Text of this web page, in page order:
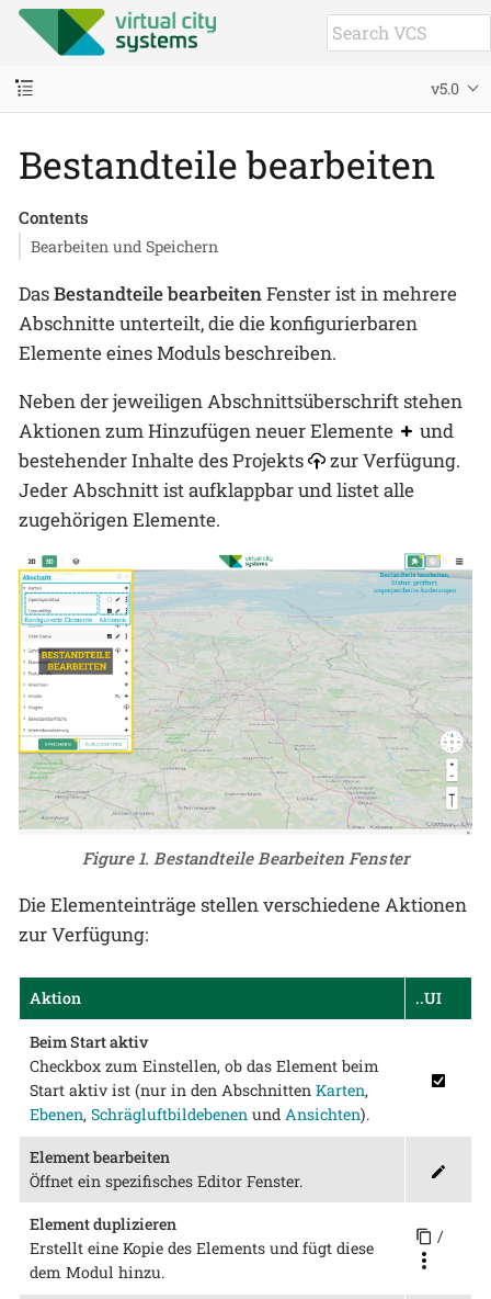
v5.0
Bestandteile bearbeiten
Contents
Bearbeiten und Speichern
DasBestandteile bearbeitenFenster ist in mehrere
Abschnitte unterteilt, die die konfigurierbaren
Elemente eines Moduls beschreiben.
Neben der jeweiligen Abschnittsüberschrift stehen
Aktionen zum Hinzufügen neuer Elemente
und
bestehender Inhalte des Projekts
zur Verfügung.
Jeder Abschnitt ist aufklappbar und listet alle
zugehörigen Elemente.
Figure 1. Bestandteile Bearbeiten Fenster
Die Elementeinträge stellen verschiedene Aktionen
zur Verfügung:
Aktion ..UI
Beim Start aktiv
Checkbox zum Einstellen, ob das Element beim
Start aktiv ist (nur in den Abschnitten Karten,
Ebenen, Schrägluftbildebenenund Ansichten).
Element bearbeiten
Öffnet ein spezifisches Editor Fenster.
Element duplizieren
Erstellt eine Kopie des Elements und fügt diese
dem Modul hinzu.
/